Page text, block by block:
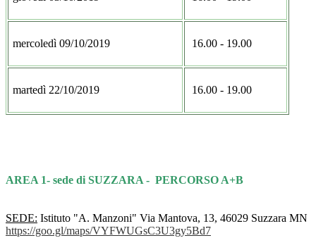
mercoledì 09/10/2019 16.00 - 19.00
martedì 22/10/2019 16.00 - 19.00
AREA 1- sede di SUZZARA - PERCORSO A+B
SEDE: Istituto "A. Manzoni" Via Mantova, 13, 46029 Suzzara MN
https://goo.gl/maps/VYFWUGsC3U3gy5Bd7